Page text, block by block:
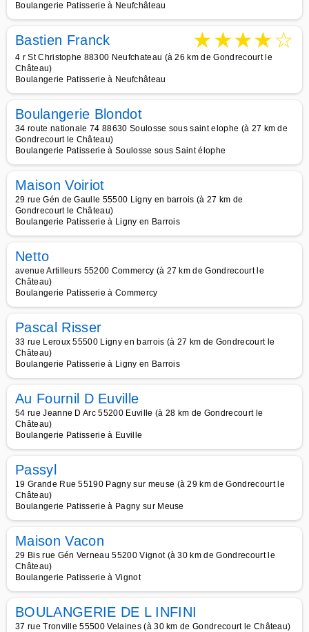
Boulangerie Patisserie à Neufchâteau
Bastien Franck ★★★★☆
4 r St Christophe 88300 Neufchateau (à 26 km de Gondrecourt le
Château)
Boulangerie Patisserie à Neufchâteau
Boulangerie Blondot
34 route nationale 74 88630 Soulosse sous saint elophe (à 27 km de
Gondrecourt le Château)
Boulangerie Patisserie à Soulosse sous Saint élophe
Maison Voiriot
29 rue Gén de Gaulle 55500 Ligny en barrois (à 27 km de
Gondrecourt le Château)
Boulangerie Patisserie à Ligny en Barrois
Netto
avenue Artilleurs 55200 Commercy (à 27 km de Gondrecourt le
Château)
Boulangerie Patisserie à Commercy
Pascal Risser
33 rue Leroux 55500 Ligny en barrois (à 27 km de Gondrecourt le
Château)
Boulangerie Patisserie à Ligny en Barrois
Au Fournil D Euville
54 rue Jeanne D Arc 55200 Euville (à 28 km de Gondrecourt le
Château)
Boulangerie Patisserie à Euville
Passyl
19 Grande Rue 55190 Pagny sur meuse (à 29 km de Gondrecourt le
Château)
Boulangerie Patisserie à Pagny sur Meuse
Maison Vacon
29 Bis rue Gén Verneau 55200 Vignot (à 30 km de Gondrecourt le
Château)
Boulangerie Patisserie à Vignot
BOULANGERIE DE L INFINI
37 rue Tronville 55500 Velaines (à 30 km de Gondrecourt le Château)